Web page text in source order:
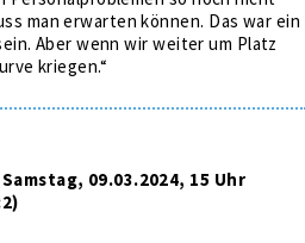
man erwarten können. Das war ein
Aber wenn wir weiter um Platz
kriegen.“
09.03.2024, 15 Uhr